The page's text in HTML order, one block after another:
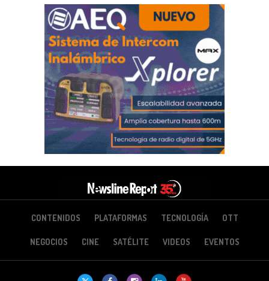
CONTENIDOS PLATAFORMAS TECNOLOGÍA OTT
NEGOCIOS CINE SATÉLITE VIDEOS EVENTOS